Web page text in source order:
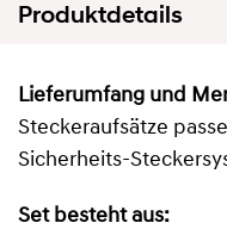
Produktdetails
Lieferumfang und
Steckeraufsätze
Sicherheits-
Set besteht aus: